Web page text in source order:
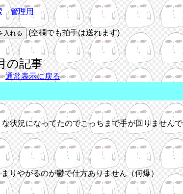
管理用
(空欄でも拍手は送れます)
の記事
通常表示に戻る
状況になってたのでこっちまで手が回りませんで
りやがるのが鬱で仕方ありません（何爆）